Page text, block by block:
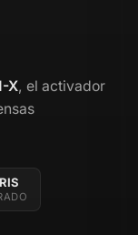
X, el activador